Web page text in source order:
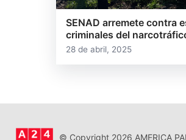
SENAD arremete contra
criminales del
28 de abril, 2025
© Copyright 2026 AMERICA